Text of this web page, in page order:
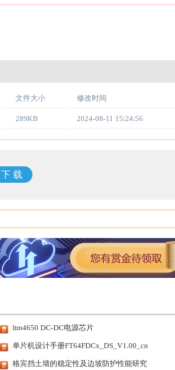
文件大小 修改时间
289KB 2024-08-11 15:24:56
载
ltm4650 DC-DC电源芯片
单片机设计手册FT64FDCx_DS_V1.00_cn
格宾挡土墙的稳定性及边坡防护性能研究